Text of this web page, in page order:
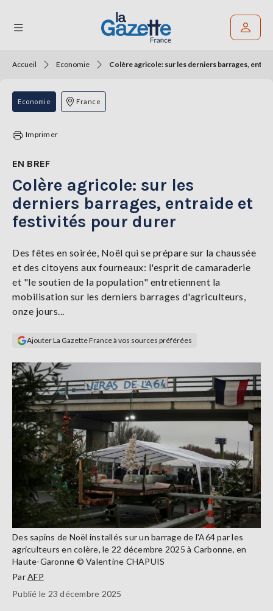
THÉMATIQUES
RÉGIONS
TENDANCES
SERVICES
LA
Se
connecter
Accueil Economie Colère agricole: sur les derniers barrages,
Economie France
Imprimer
EN BREF
Colère agricole: sur les
derniers barrages, entraide et
festivités pour durer
Des fêtes en soirée, Noël qui se prépare sur la chaussée
et des citoyens aux fourneaux: l'esprit de camaraderie
et "le soutien de la population" entretiennent la
mobilisation sur les derniers barrages d'agriculteurs,
onze jours...
Ajouter La Gazette France à vos sources préférées
Des sapins de Noël installés sur un barrage de l'A64 par les
agriculteurs en colère, le 22 décembre 2025 à Carbonne, en
Haute-Garonne © Valentine CHAPUIS
ParAFP
Publié le 23 décembre 2025